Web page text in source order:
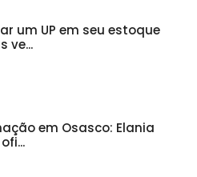
um UP em seu estoque
ve...
em Osasco: Elania